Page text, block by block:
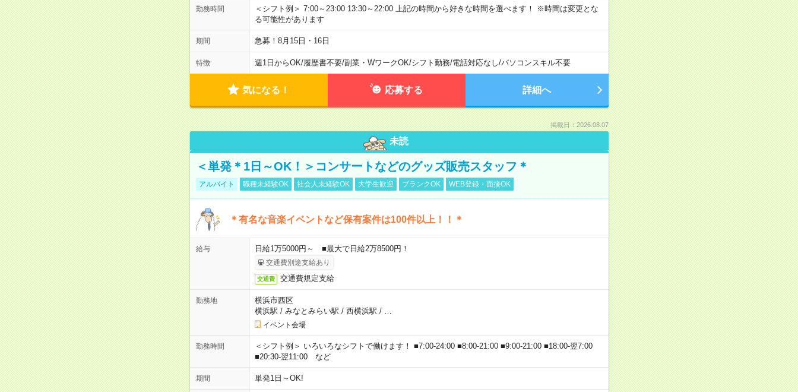
勤務時間
＜シフト例＞ 7:00～23:00 13:30～22:00 上記の時間から好きな時間を選べます！ ※時間は変更とな
る可能性があります
期間 急募！8月15日・16日
特徴 週1日からOK/履歴書不要/副業・WワークOK/シフト勤務/電話対応なし/パソコンスキル不要
気になる！ 応募する 詳細へ
掲載日：2026.08.07
未読
＜単発＊1日～OK！＞コンサートなどのグッズ販売スタッフ＊
アルバイト 職種未経験OK 社会人未経験OK 大学生歓迎 ブランクOK WEB登録・面接OK
＊有名な音楽イベントなど保有案件は100件以上！！＊
給与 日給1万5000円～ ■最大で日給2万8500円！
交通費別途支給あり
交通費 交通費規定支給
勤務地
横浜市西区
横浜駅 / みなとみらい駅 / 西横浜駅 / …
イベント会場
勤務時間
＜シフト例＞ いろいろなシフトで働けます！ ■7:00-24:00 ■8:00-21:00 ■9:00-21:00 ■18:00-翌7:00
■20:30-翌11:00 など
期間 単発1日～OK!